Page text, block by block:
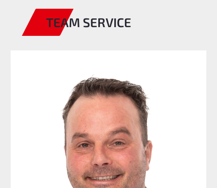
TEAM SERVICE